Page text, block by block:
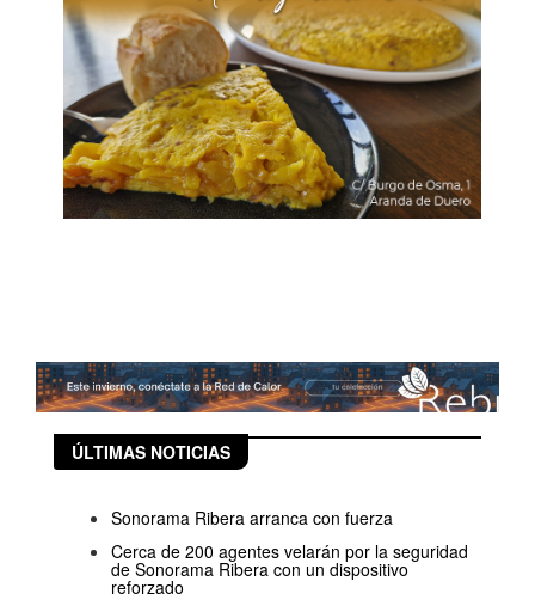
ÚLTIMAS NOTICIAS
Sonorama Ribera arranca con fuerza
Cerca de 200 agentes velarán por la seguridad
de Sonorama Ribera con un dispositivo
reforzado